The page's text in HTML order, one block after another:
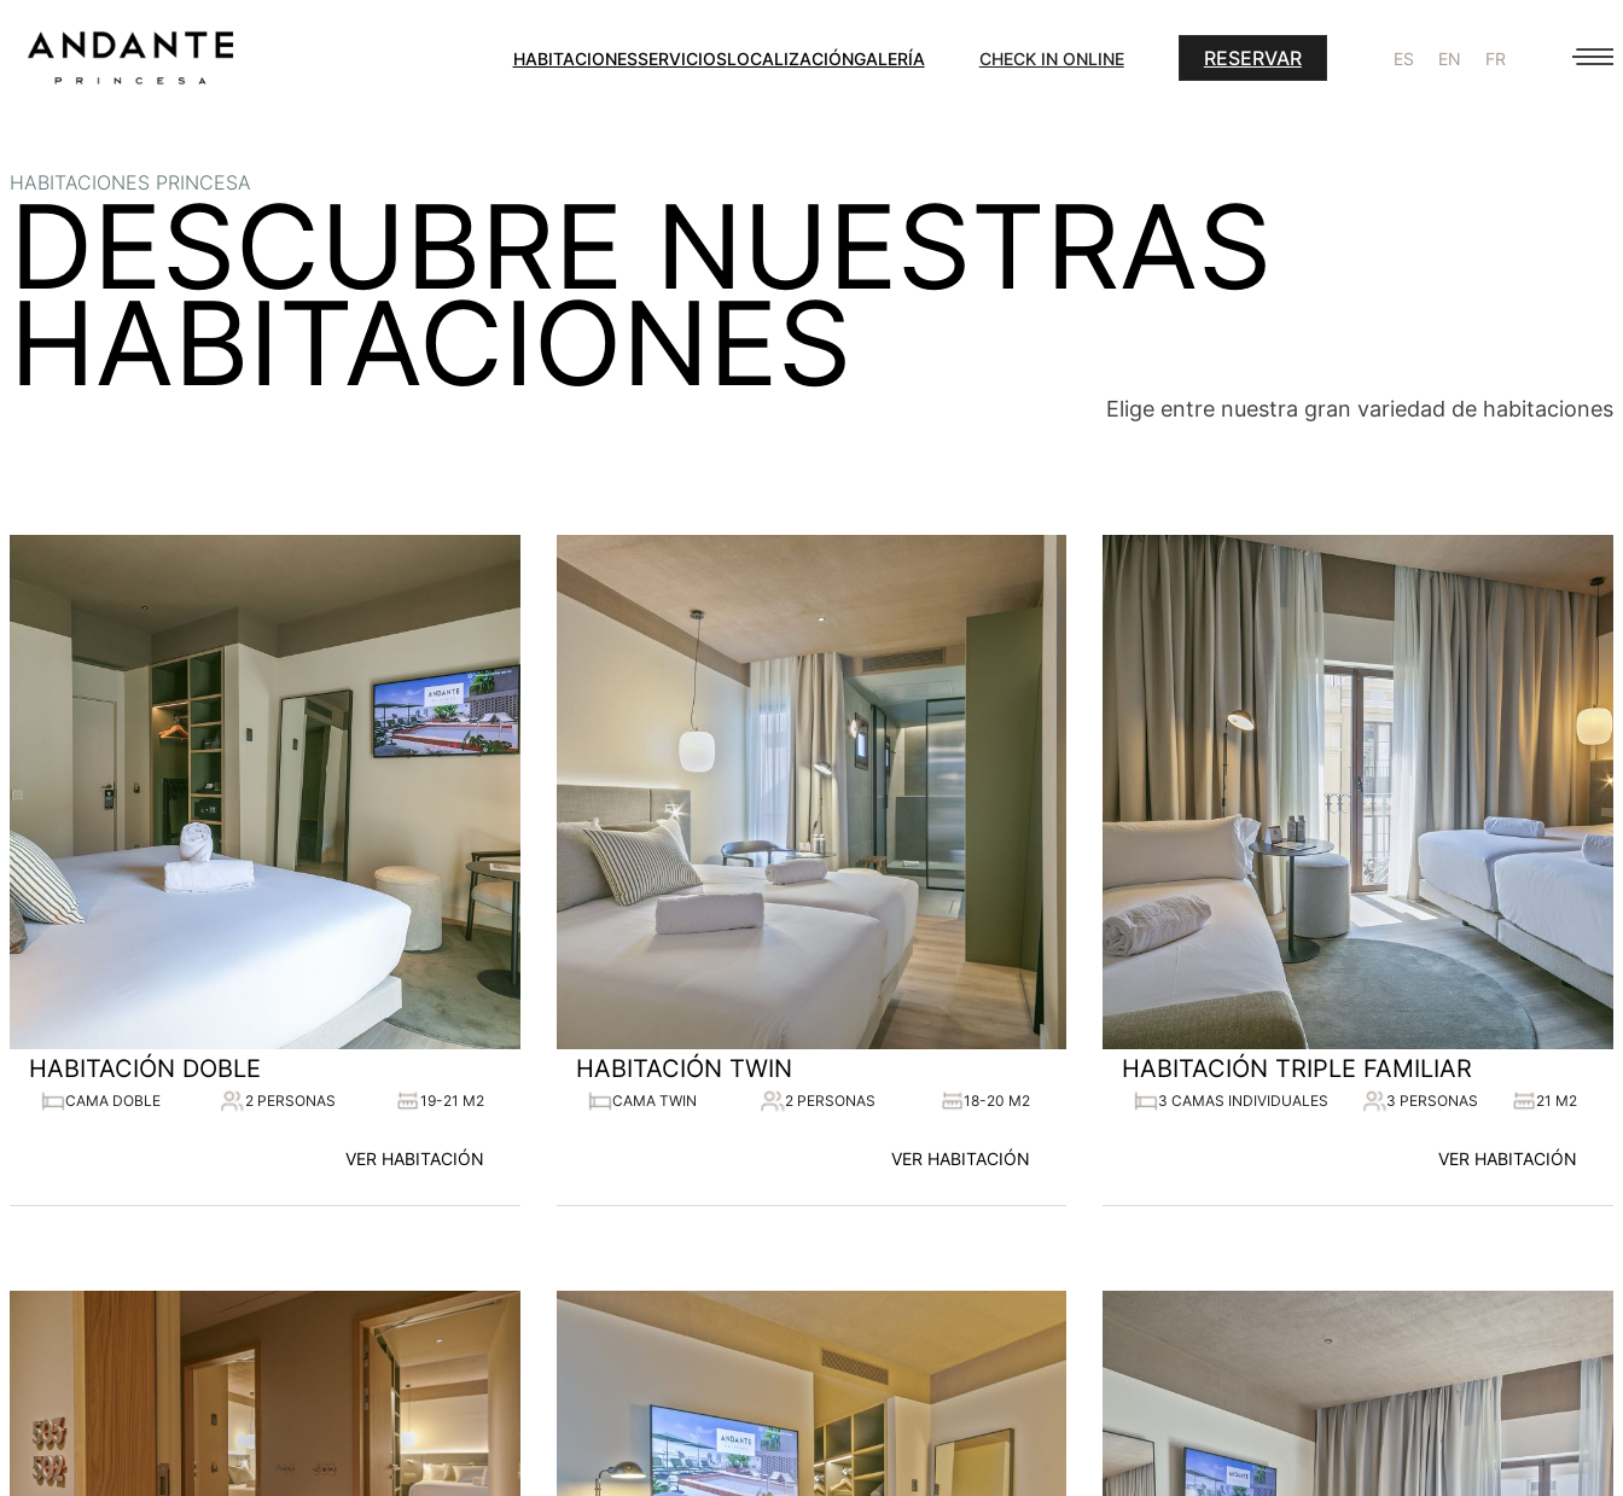
contenido
HABITACIONESSERVICIOSLOCALIZACIÓNGALERÍA CHECK IN ONLINE RESERVAR ES EN FR
HABITACIONES PRINCESA
DESCUBRE NUESTRAS
HABITACIONES Elige entre nuestra gran variedad de habitaciones
HABITACIÓN DOBLE
CAMA DOBLE 2 PERSONAS 19-21 M2
VER HABITACIÓN
HABITACIÓN TWIN
CAMA TWIN 2 PERSONAS 18-20 M2
VER HABITACIÓN
HABITACIÓN TRIPLE FAMILIAR
3 CAMAS INDIVIDUALES 3 PERSONAS 21 M2
VER HABITACIÓN